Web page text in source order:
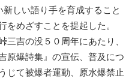
しい語り手を育成すること
をめざすことを提起した。
吉の没５０周年にあたり、
原爆詩集』の宣伝、普及につ
じて被爆者運動、原水爆禁止